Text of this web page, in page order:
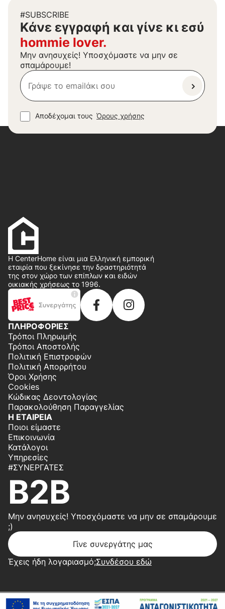
#SUBSCRIBE
Kάνε εγγραφή και γίνε κι εσύ
hommie lover.
Μην ανησυχείς! Υποσχόμαστε να μην σε
σπαμάρουμε!
Αποδέχομαι τους Όρους χρήσης
Η CenterHome είναι μια Ελληνική εμπορική
εταιρία που ξεκίνησε την δραστηριότητά
της στον χώρο των επίπλων και ειδών
οικιακής χρήσεως το 1996.
ΠΛΗΡΟΦΟΡΙΕΣ
Τρόποι Πληρωμής
Τρόποι Αποστολής
Πολιτική Επιστροφών
Πολιτική Απορρήτου
Όροι Χρήσης
Cookies
Κώδικας Δεοντολογίας
Παρακολούθηση Παραγγελίας
Η ΕΤΑΙΡΕΙΑ
Ποιοι είμαστε
Επικοινωνία
Κατάλογοι
Υπηρεσίες
#ΣΥΝΕΡΓΆΤΕΣ
B2B
Μην ανησυχείς! Υποσχόμαστε να μην σε σπαμάρουμε
;)
Γίνε συνεργάτης μας
Έχεις ήδη λογαριασμό;Συνδέσου εδώ